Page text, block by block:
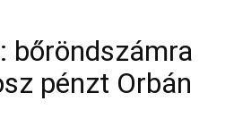
bőröndszámra
pénzt Orbán